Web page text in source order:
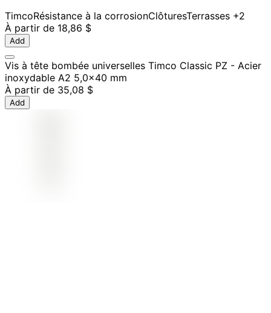
TimcoRésistance à la corrosionClôturesTerrasses +2
À partir de 18,86 $
Add
Vis à tête bombée universelles Timco Classic PZ - Acier
inoxydable A2 5,0x40 mm
À partir de 35,08 $
Add